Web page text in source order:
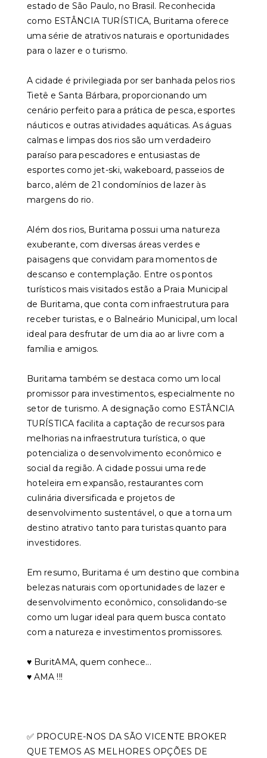
estado de São Paulo, no Brasil. Reconhecida
como ESTÂNCIA TURÍSTICA, Buritama oferece
uma série de atrativos naturais e oportunidades
para o lazer e o turismo.
A cidade é privilegiada por ser banhada pelos rios
Tietê e Santa Bárbara, proporcionando um
cenário perfeito para a prática de pesca, esportes
náuticos e outras atividades aquáticas. As águas
calmas e limpas dos rios são um verdadeiro
paraíso para pescadores e entusiastas de
esportes como jet-ski, wakeboard, passeios de
barco, além de 21 condomínios de lazer às
margens do rio.
Além dos rios, Buritama possui uma natureza
exuberante, com diversas áreas verdes e
paisagens que convidam para momentos de
descanso e contemplação. Entre os pontos
turísticos mais visitados estão a Praia Municipal
de Buritama, que conta com infraestrutura para
receber turistas, e o Balneário Municipal, um local
ideal para desfrutar de um dia ao ar livre com a
família e amigos.
Buritama também se destaca como um local
promissor para investimentos, especialmente no
setor de turismo. A designação como ESTÂNCIA
TURÍSTICA facilita a captação de recursos para
melhorias na infraestrutura turística, o que
potencializa o desenvolvimento econômico e
social da região. A cidade possui uma rede
hoteleira em expansão, restaurantes com
culinária diversificada e projetos de
desenvolvimento sustentável, o que a torna um
destino atrativo tanto para turistas quanto para
investidores.
Em resumo, Buritama é um destino que combina
belezas naturais com oportunidades de lazer e
desenvolvimento econômico, consolidando-se
como um lugar ideal para quem busca contato
com a natureza e investimentos promissores.
♥️ BuritAMA, quem conhece...
♥️ AMA !!!
✅ PROCURE-NOS DA SÃO VICENTE BROKER
QUE TEMOS AS MELHORES OPÇÕES DE